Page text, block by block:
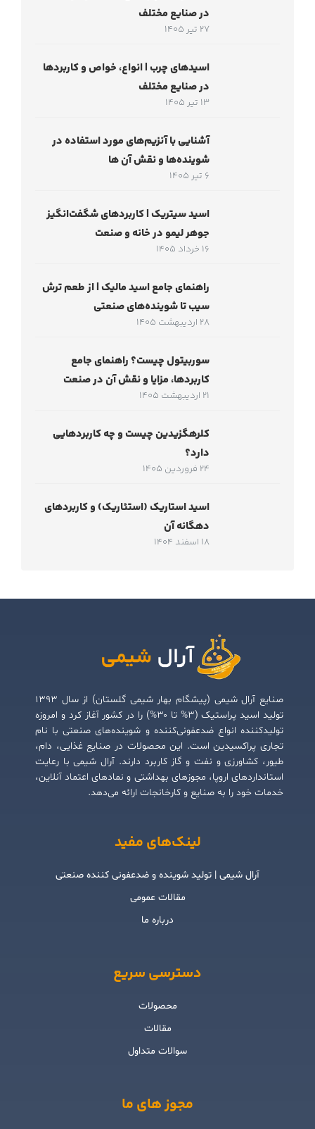
در صنایع مختلف
27 تیر 1405
اسیدهای چرب | انواع، خواص و کاربردها
در صنایع مختلف
13 تیر 1405
آشنایی با آنزیم‌های مورد استفاده در
شوینده‌ها و نقش آن ها
6 تیر 1405
اسید سیتریک | کاربردهای شگفت‌انگیز
جوهر لیمو در خانه و صنعت
16 خرداد 1405
راهنمای جامع اسید مالیک | از طعم ترش
سیب تا شوینده‌های صنعتی
28 اردیبهشت 1405
سوربیتول چیست؟ راهنمای جامع
کاربردها، مزایا و نقش آن در صنعت
21 اردیبهشت 1405
کلرهگزیدین چیست و چه کاربردهایی
دارد؟
24 فروردین 1405
اسید استاریک (استئاریک) و کاربردهای
دهگانه آن
18 اسفند 1404
صنایع آرال شیمی (پیشگام بهار شیمی گلستان) از سال ۱۳۹۳
تولید اسید پراستیک (۳% تا ۳۰%) را در کشور آغاز کرد و امروزه
تولیدکننده انواع ضدعفونی‌کننده و شوینده‌های صنعتی با نام
تجاری پراکسیدین است. این محصولات در صنایع غذایی، دام،
طیور، کشاورزی و نفت و گاز کاربرد دارند. آرال شیمی با رعایت
استانداردهای اروپا، مجوزهای بهداشتی و نمادهای اعتماد آنلاین،
خدمات خود را به صنایع و کارخانجات ارائه می‌دهد.
لینک‌های مفید
آرال شیمی | تولید شوینده و ضدعفونی کننده صنعتی
مقالات عمومی
درباره ما
دسترسی سریع
محصولات
مقالات
سوالات متداول
مجوز های ما